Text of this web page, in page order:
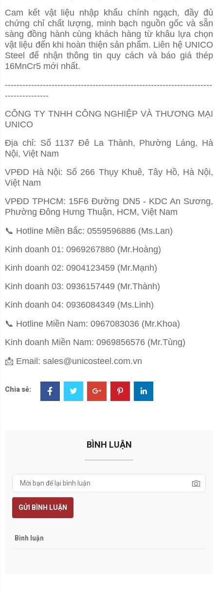
Cam kết vật liệu nhập khẩu chính ngạch, đầy đủ
chứng chỉ chất lượng, minh bạch nguồn gốc và sẵn
sàng đồng hành cùng khách hàng từ khâu lựa chọn
vật liệu đến khi hoàn thiện sản phẩm. Liên hệ UNICO
Steel để nhận thông tin quy cách và báo giá thép
16MnCr5 mới nhất.
-----------------------------------------------------------------------
---------------
CÔNG TY TNHH CÔNG NGHIỆP VÀ THƯƠNG MẠI
UNICO
Địa chỉ: Số 1137 Đê La Thành, Phường Láng, Hà
Nội, Việt Nam
VPĐD Hà Nội: Số 266 Thụy Khuê, Tây Hồ, Hà Nội,
Việt Nam
VPĐD TPHCM: 15F6 Đường DN5 - KDC An Sương,
Phường Đông Hưng Thuận, HCM, Việt Nam
📞 Hotline Miền Bắc: 0559596886 (Ms.Lan)
Kinh doanh 01: 0969267880 (Mr.Hoàng)
Kinh doanh 02: 0904123459 (Mr.Mạnh)
Kinh doanh 03: 0936157449 (Mr.Thành)
Kinh doanh 04: 0936084349 (Ms.Linh)
📞 Hotline Miền Nam: 0967083036 (Mr.Khoa)
Kinh doanh Miền Nam: 0969856576 (Mr.Tùng)
📩 Email: sales@unicosteel.com.vn
Chia sẻ:
BÌNH LUẬN
GỬI BÌNH LUẬN
Bình luận